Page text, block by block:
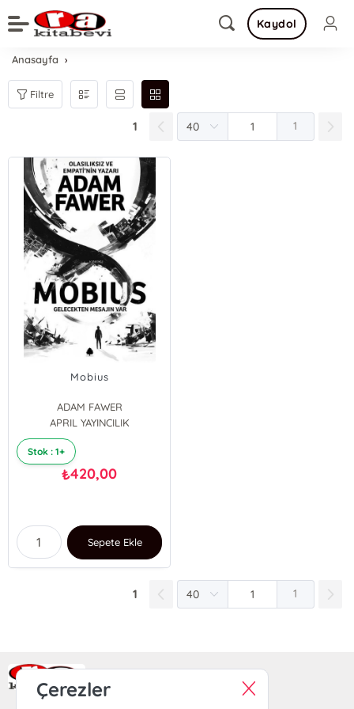
Kaydol
Anasayfa
Filtre
1 1
Mobius
ADAM FAWER
ALGAN SEZGİNTÜREDİ
APRIL YAYINCILIK
Stok : 1+
₺420,00
Sepete Ekle
1 1
Ra Yayın Kitabevi
Çerezler